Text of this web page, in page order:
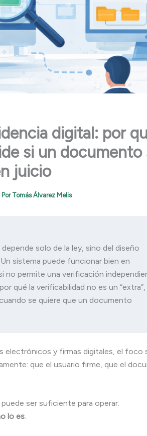
digital: por
si un documento
juicio
Por Tomás Álvarez Melis
solo de la ley, sino del diseño
sistema puede funcionar bien en
no permite una verificación
qué la verificabilidad no es un
se quiere que un documento
electrónicos y firmas digitales, el foco
que el usuario firme, que el
ser suficiente para operar.
lo es.